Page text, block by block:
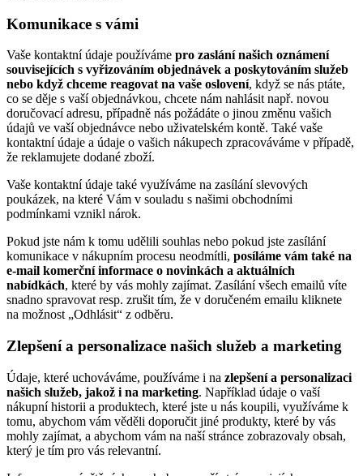
Komunikace s vámi
Vaše kontaktní údaje používáme pro zaslání našich oznámení
souvisejících s vyřizováním objednávek a poskytováním služeb
nebo když chceme reagovat na vaše oslovení, když se nás ptáte,
co se děje s vaší objednávkou, chcete nám nahlásit např. novou
doručovací adresu, případně nás požádáte o jinou změnu vašich
údajů ve vaší objednávce nebo uživatelském kontě. Také vaše
kontaktní údaje a údaje o vašich nákupech zpracováváme v případě,
že reklamujete dodané zboží.
Vaše kontaktní údaje také využíváme na zasílání slevových
poukázek, na které Vám v souladu s našimi obchodními
podmínkami vznikl nárok.
Pokud jste nám k tomu udělili souhlas nebo pokud jste zasílání
komunikace v nákupním procesu neodmítli, posíláme vám také na
e-mail komerční informace o novinkách a aktuálních
nabídkách, které by vás mohly zajímat. Zasílání všech emailů víte
snadno spravovat resp. zrušit tím, že v doručeném emailu kliknete
na možnost „Odhlásit“ z odběru.
Zlepšení a personalizace našich služeb a marketing
Údaje, které uchováváme, používáme i na zlepšení a personalizaci
našich služeb, jakož i na marketing. Například údaje o vaší
nákupní historii a produktech, které jste u nás koupili, využíváme k
tomu, abychom vám věděli doporučit jiné produkty, které by vás
mohly zajímat, a abychom vám na naší stránce zobrazovaly obsah,
který je tím pro vás relevantní.